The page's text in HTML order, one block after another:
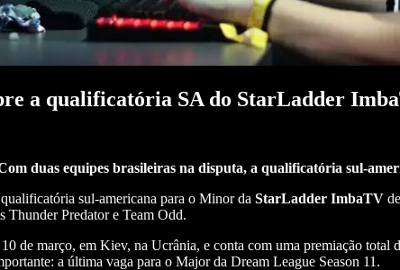
a qualificatória SA do StarLadder
duas equipes brasileiras na disputa, a qualificatória sul-
sul-americana para o Minor da StarLadder ImbaTV
Thunder Predator e Team Odd.
de março, em Kiev, na Ucrânia, e conta com uma premiação total
a última vaga para o Major da Dream League Season 11.